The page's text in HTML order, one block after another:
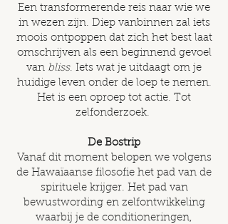
Een transformerende reis naar wie we
in wezen zijn. Diep vanbinnen zal iets
moois ontpoppen dat zich het best laat
omschrijven als een beginnend gevoel
van bliss. Iets wat je uitdaagt om je
huidige leven onder de loep te nemen.
Het is een oproep tot actie. Tot
zelfonderzoek.
De Bostrip
Vanaf dit moment belopen we volgens
de Hawaïaanse filosofie het pad van de
spirituele krijger. Het pad van
bewustwording en zelfontwikkeling
waarbij je de conditioneringen,